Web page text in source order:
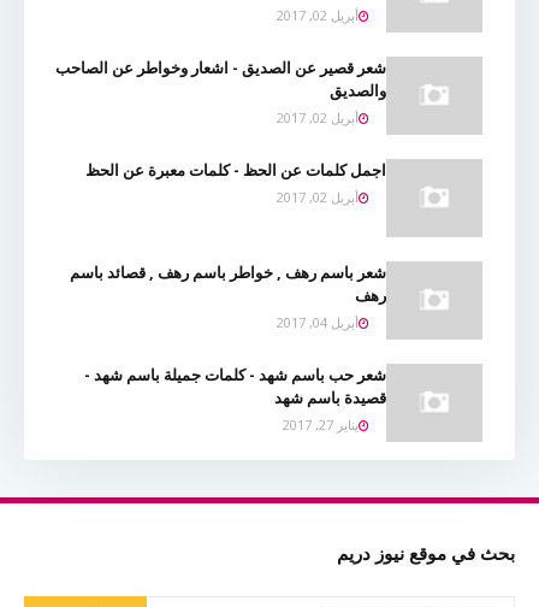
أبريل 02, 2017
شعر قصير عن الصديق - اشعار وخواطر عن الصاحب
والصديق
أبريل 02, 2017
اجمل كلمات عن الحظ - كلمات معبرة عن الحظ
أبريل 02, 2017
شعر باسم رهف , خواطر باسم رهف , قصائد باسم
رهف
أبريل 04, 2017
شعر حب باسم شهد - كلمات جميلة باسم شهد -
قصيدة باسم شهد
يناير 27, 2017
بحث في موقع نيوز دريم